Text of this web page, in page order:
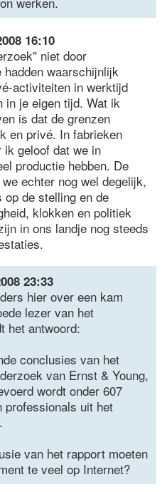
16:10
niet door
hadden waarschijnlijk
activiteiten in werktijd
in je eigen tijd. Wat ik
is dat de grenzen
en privé. In fabrieken
geloof dat we in
productie hebben. De
echter nog wel degelijk,
de stelling en de
klokken en politiek
in ons landje nog steeds
23:33
hier over een kam
lezer van het
het antwoord:
conclusies van het
van Ernst & Young,
wordt onder 607
professionals uit het
van het rapport moeten
te veel op Internet?